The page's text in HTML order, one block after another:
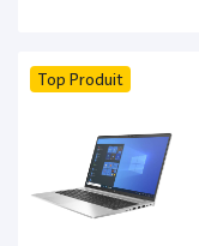
Top Produit